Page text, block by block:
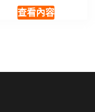
查看內容